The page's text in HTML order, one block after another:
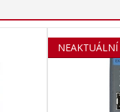
SOLD OUT
NEAKTUÁLNÍ